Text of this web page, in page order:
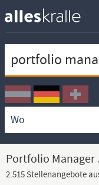
Ortssuche
Umkreissuche
Arbeitsform
Portfolio Manager
2.515 Stellenangebote